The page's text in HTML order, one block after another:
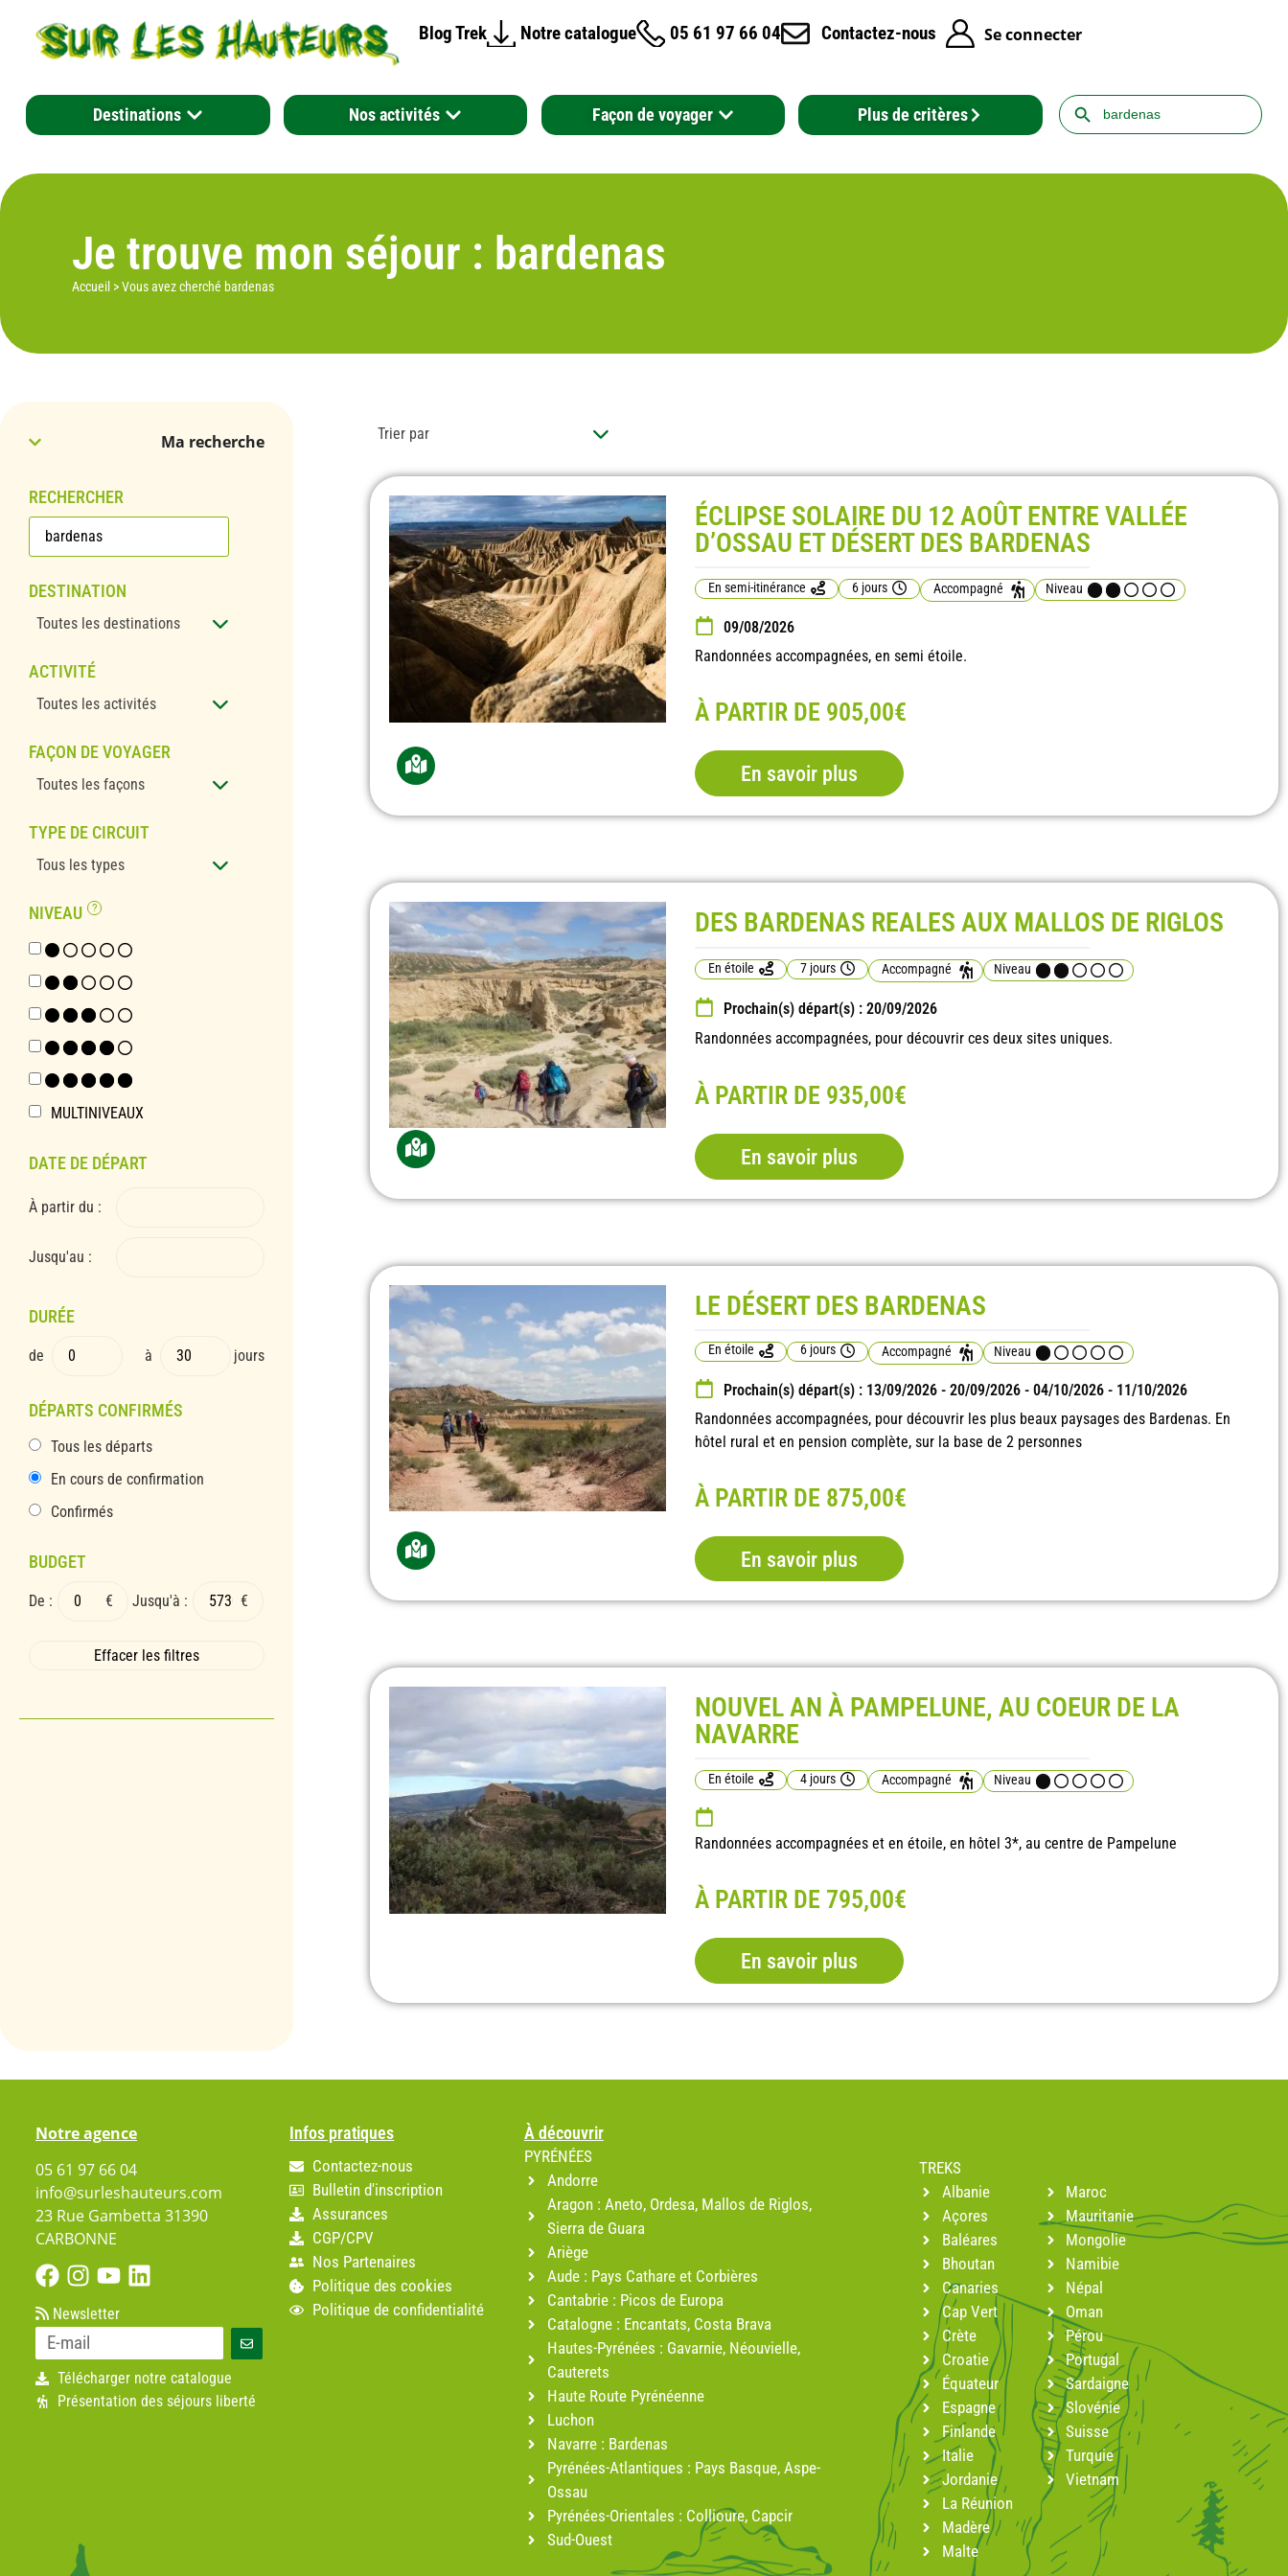
Blog Trek Notre catalogue 05 61 97 66 04 Contactez-nous Se connecter
Destinations Nos activités Façon de voyager Plus de critères
Search
for:
Search Button
Je trouve mon séjour : bardenas
Accueil >Vous avez cherché bardenas
Ma recherche
RECHERCHER
DESTINATION
Toutes les destinations
ACTIVITÉ
Toutes les activités
FAÇON DE VOYAGER
Toutes les façons
TYPE DE CIRCUIT
Tous les types
NIVEAU
1
2
3
4
5
MULTINIVEAUX
DATE DE DÉPART
À partir du :
Jusqu'au :
DURÉE
de à jours
DÉPARTS CONFIRMÉS
Tous les départs
En cours de confirmation
Confirmés
BUDGET
De : € Jusqu'à : €
Trier par
ÉCLIPSE SOLAIRE DU 12 AOÛT ENTRE VALLÉE
D’OSSAU ET DÉSERT DES BARDENAS
En semi-itinérance 6 jours Accompagné Niveau
09/08/2026
Randonnées accompagnées, en semi étoile.
À PARTIR DE 905,00€
En savoir plus
DES BARDENAS REALES AUX MALLOS DE RIGLOS
En étoile 7 jours Accompagné Niveau
Prochain(s) départ(s) : 20/09/2026
Randonnées accompagnées, pour découvrir ces deux sites uniques.
À PARTIR DE 935,00€
En savoir plus
LE DÉSERT DES BARDENAS
En étoile 6 jours Accompagné Niveau
Prochain(s) départ(s) : 13/09/2026 - 20/09/2026 - 04/10/2026 - 11/10/2026
Randonnées accompagnées, pour découvrir les plus beaux paysages des Bardenas. En
hôtel rural et en pension complète, sur la base de 2 personnes
À PARTIR DE 875,00€
En savoir plus
NOUVEL AN À PAMPELUNE, AU COEUR DE LA
NAVARRE
En étoile 4 jours Accompagné Niveau
Randonnées accompagnées et en étoile, en hôtel 3*, au centre de Pampelune
À PARTIR DE 795,00€
En savoir plus
Notre agence
05 61 97 66 04
info@surleshauteurs.com
23 Rue Gambetta 31390
CARBONNE
Newsletter
Télécharger notre catalogue
Présentation des séjours liberté
Infos pratiques
Contactez-nous
Bulletin d'inscription
Assurances
CGP/CPV
Nos Partenaires
Politique des cookies
Politique de confidentialité
À découvrir
PYRÉNÉES
Andorre
Aragon : Aneto, Ordesa, Mallos de Riglos,
Sierra de Guara
Ariège
Aude : Pays Cathare et Corbières
Cantabrie : Picos de Europa
Catalogne : Encantats, Costa Brava
Hautes-Pyrénées : Gavarnie, Néouvielle,
Cauterets
Haute Route Pyrénéenne
Luchon
Navarre : Bardenas
Pyrénées-Atlantiques : Pays Basque, Aspe-
Ossau
Pyrénées-Orientales : Collioure, Capcir
Sud-Ouest
TREKS
Albanie
Açores
Baléares
Bhoutan
Canaries
Cap Vert
Crète
Croatie
Équateur
Espagne
Finlande
Italie
Jordanie
La Réunion
Madère
Malte
Maroc
Mauritanie
Mongolie
Namibie
Népal
Oman
Pérou
Portugal
Sardaigne
Slovénie
Suisse
Turquie
Vietnam